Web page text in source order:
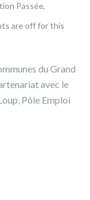
Passée,
are off for this
du Grand
avec le
Pôle Emploi